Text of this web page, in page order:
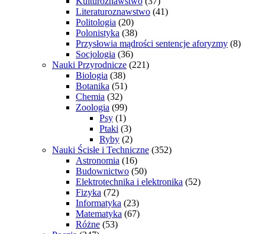
Literaturoznawstwo (41)
Politologia (20)
Polonistyka (38)
Przysłowia mądrości sentencje aforyzmy (8)
Socjologia (36)
Nauki Przyrodnicze (221)
Biologia (38)
Botanika (51)
Chemia (32)
Zoologia (99)
Psy (1)
Ptaki (3)
Ryby (2)
Nauki Ścisłe i Techniczne (352)
Astronomia (16)
Budownictwo (50)
Elektrotechnika i elektronika (52)
Fizyka (72)
Informatyka (23)
Matematyka (67)
Różne (53)